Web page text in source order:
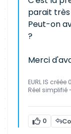
parait
Peut-on
?
Merci
EURL IS
Réel simplifié
0